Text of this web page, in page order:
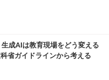
生成AIは教育現場をどう変える
省ガイドラインから考える